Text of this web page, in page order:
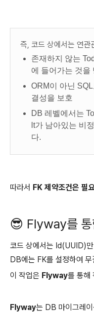
즉, 코드 상에서는 연관
존재하지 않는
에 들어가는 것을
ORM이 아닌
결성을 보호
DB 레벨에서는
lt가 남아있는 비
다.
따라서 FK 제약조건은 필
😎 Flyway를 통
코드 상에서는 Id(UUID)
DB에는 FK를 설정하여
이 작업은 Flyway를 통해
Flyway는 DB 마이그레